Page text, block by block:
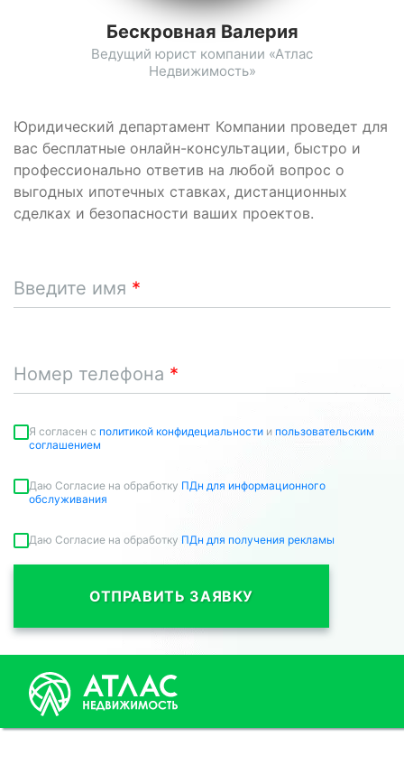
Юридический департамент Компании проведет для
вас бесплатные онлайн-консультации, быстро и
профессионально ответив на любой вопрос о
выгодных ипотечных ставках, дистанционных
сделках и безопасности ваших проектов.
Введите имя
Номер телефона
Я согласен c политикой конфидециальности и пользовательским
соглашением
Даю Согласие на обработку ПДн для информационного
обслуживания
Даю Согласие на обработку ПДн для получения рекламы
ОТПРАВИТЬ ЗАЯВКУ
Бескровная Валерия
Ведущий юрист компании «Атлас
Недвижимость»